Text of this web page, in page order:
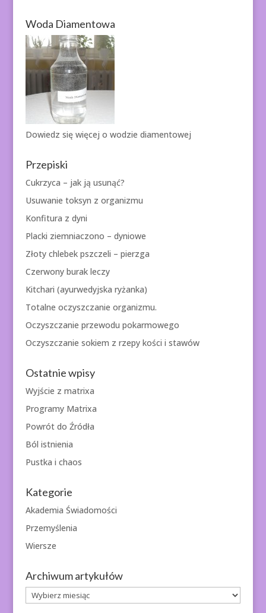
Woda Diamentowa
Dowiedz się więcej o wodzie diamentowej
Przepiski
Cukrzyca – jak ją usunąć?
Usuwanie toksyn z organizmu
Konfitura z dyni
Placki ziemniaczono – dyniowe
Złoty chlebek pszczeli – pierzga
Czerwony burak leczy
Kitchari (ayurwedyjska ryżanka)
Totalne oczyszczanie organizmu.
Oczyszczanie przewodu pokarmowego
Oczyszczanie sokiem z rzepy kości i stawów
Ostatnie wpisy
Wyjście z matrixa
Programy Matrixa
Powrót do Źródła
Ból istnienia
Pustka i chaos
Kategorie
Akademia Świadomości
Przemyślenia
Wiersze
Archiwum artykułów
Archiwum
artykułów